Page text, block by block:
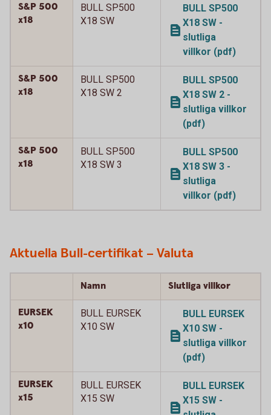
S&P 500
x18
BULL SP500
X18 SW
BULL SP500
X18 SW -
slutliga
villkor (pdf)
S&P 500
x18
BULL SP500
X18 SW 2
BULL SP500
X18 SW 2 -
slutliga villkor
(pdf)
S&P 500
x18
BULL SP500
X18 SW 3
BULL SP500
X18 SW 3 -
slutliga
villkor (pdf)
Aktuella Bull-certifikat – Valuta
Namn Slutliga villkor
EURSEK
x10
BULL EURSEK
X10 SW
BULL EURSEK
X10 SW -
slutliga villkor
(pdf)
EURSEK
x15
BULL EURSEK
X15 SW
BULL EURSEK
X15 SW -